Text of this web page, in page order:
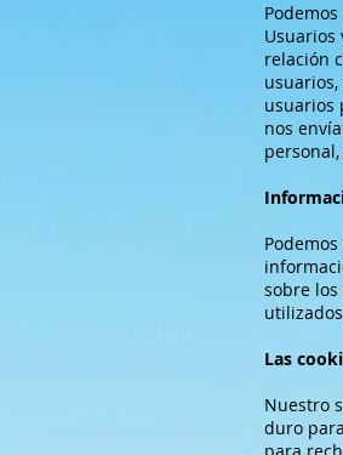
relación
usuarios
nos
sobre
Las
Nuestro
duro